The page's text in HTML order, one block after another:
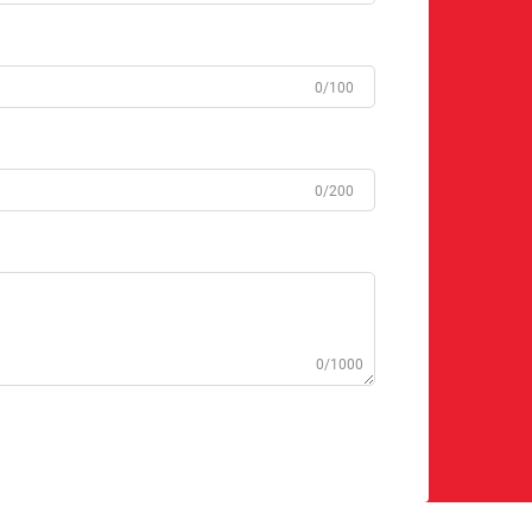
0/100
0/200
0/1000